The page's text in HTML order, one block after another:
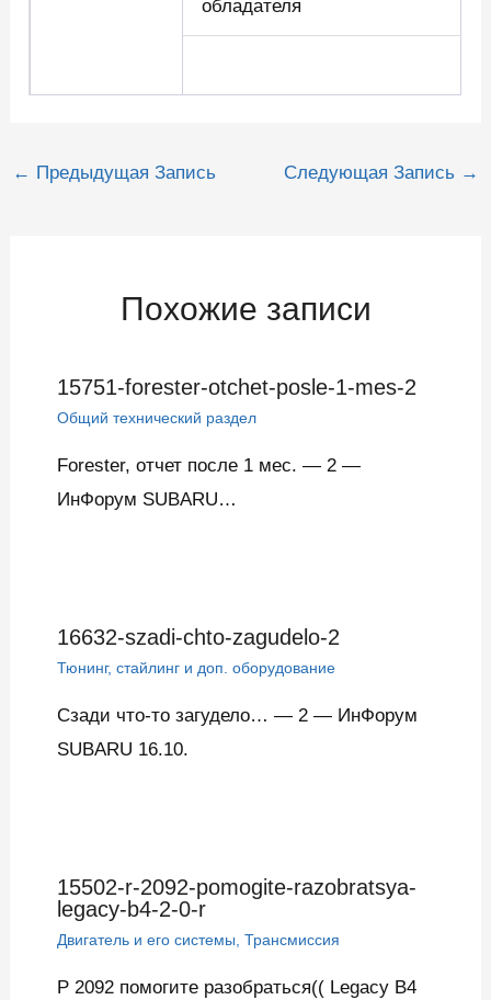
обладателя
Навигация
← Предыдущая Запись Следующая Запись →
Похожие записи
15751-forester-otchet-posle-1-mes-2
Общий технический раздел
Forester, отчет после 1 мес. — 2 —
ИнФорум SUBARU…
16632-szadi-chto-zagudelo-2
Тюнинг, стайлинг и доп. оборудование
Сзади что-то загудело… — 2 — ИнФорум
SUBARU 16.10.
15502-r-2092-pomogite-razobratsya-
legacy-b4-2-0-r
Двигатель и его системы, Трансмиссия
Р 2092 помогите разобраться(( Legacy B4